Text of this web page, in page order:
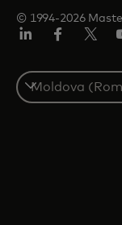
© 1994-2026
Select
a
country